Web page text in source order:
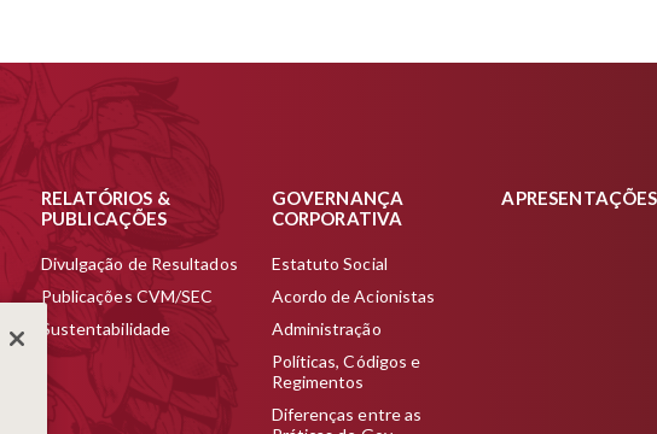
RELATÓRIOS &
PUBLICAÇÕES
Divulgação de Resultados
Publicações CVM/SEC
Sustentabilidade
GOVERNANÇA
CORPORATIVA
Estatuto Social
Acordo de Acionistas
Administração
Políticas, Códigos e
Regimentos
Diferenças entre as
APRESENTAÇÕES